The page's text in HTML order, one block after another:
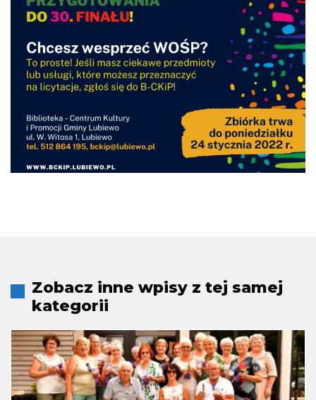
Zobacz inne wpisy z tej samej
kategorii